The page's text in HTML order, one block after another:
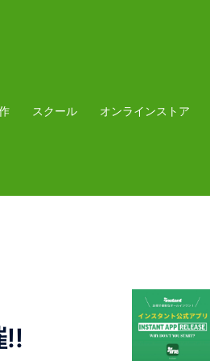
スクール オンラインストア
!!